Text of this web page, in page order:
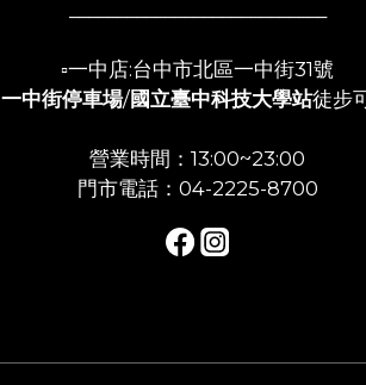
▫️一中店:台中市北區一中街31號
一中街停車場/國立臺中科技大學站徒步
營業時間：13:00~23:00
門市電話：04-2225-8700